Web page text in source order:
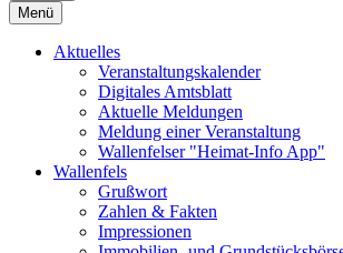
Menü
Aktuelles
Veranstaltungskalender
Digitales Amtsblatt
Aktuelle Meldungen
Meldung einer Veranstaltung
Wallenfelser "Heimat-Info App"
Wallenfels
Grußwort
Zahlen & Fakten
Impressionen